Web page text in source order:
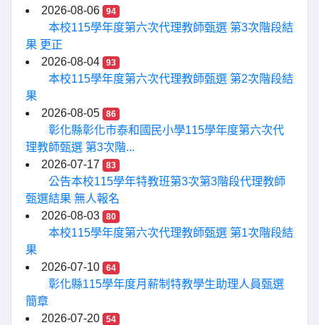
2026-08-06
94
本校115學年度第六次代理教師甄選 第3次階段結
果 更正
2026-08-04
93
本校115學年度第六次代理教師甄選 第2次階段結
果
2026-08-05
86
彰化縣彰化市泰和國民小學115學年度第六次代
理教師甄選 第3次階...
2026-07-17
83
公告本校115學年特教班第3次第3階段代理教師
甄選結果 無人報名
2026-08-03
80
本校115學年度第六次代理教師甄選 第1次階段結
果
2026-07-10
64
彰化縣115學年度月薪制特教學生助理人員甄選
簡章
2026-07-20
54